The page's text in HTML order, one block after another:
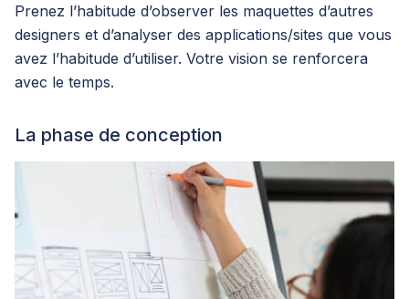
Prenez l’habitude d’observer les maquettes d’autres
designers et d’analyser des applications/sites que vous
avez l’habitude d’utiliser. Votre vision se renforcera
avec le temps.
La phase de conception